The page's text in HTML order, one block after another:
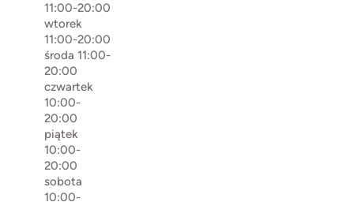
11:00-20:00
wtorek
11:00-20:00
środa 11:00-
20:00
czwartek
10:00-
20:00
piątek
10:00-
20:00
sobota
10:00-